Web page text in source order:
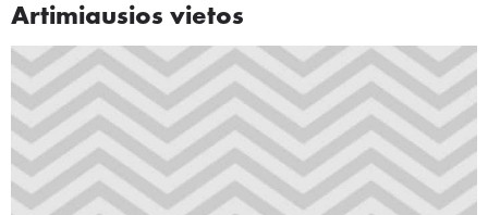
Artimiausios vietos